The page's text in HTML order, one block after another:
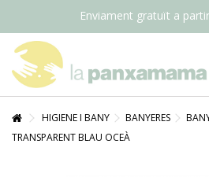
Enviament gratuït a
HIGIENE I BANY BANYERES
TRANSPARENT BLAU OCEÀ